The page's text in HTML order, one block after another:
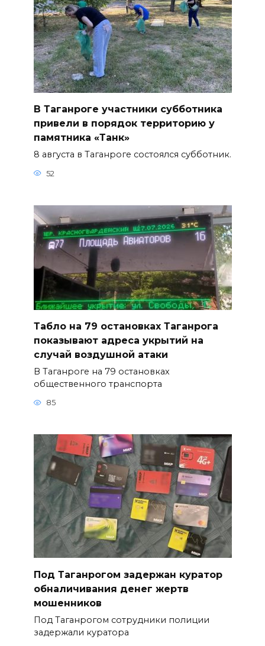
В Таганроге участники субботника
привели в порядок территорию у
памятника «Танк»
8 августа в Таганроге состоялся субботник.
52
Табло на 79 остановках Таганрога
показывают адреса укрытий на
случай воздушной атаки
В Таганроге на 79 остановках
общественного транспорта
85
Под Таганрогом задержан куратор
обналичивания денег жертв
мошенников
Под Таганрогом сотрудники полиции
задержали куратора